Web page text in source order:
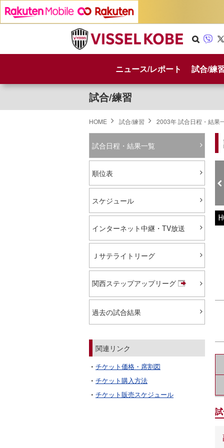
h
ニュース/レポート 試合/練
試合/練習
HOME 試合/練習 2003年 試合日程・結果
試合日程・結果一覧
順位表
スケジュール
インターネット中継・TV放送
Ｊサテライトリーグ
関西ステップアップリーグ
過去の試合結果
関連リンク
チケット価格・席割図
チケット購入方法
チケット販売スケジュール